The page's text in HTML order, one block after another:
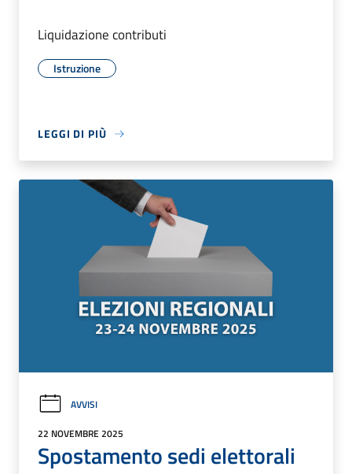
Liquidazione contributi
Istruzione
LEGGI DI PIÙ
AVVISI
22 NOVEMBRE 2025
Spostamento sedi elettorali